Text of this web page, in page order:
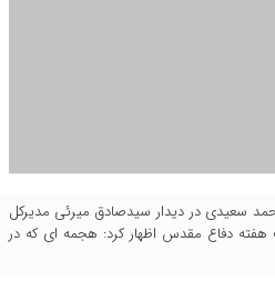
سعیدی در دیدار سیدصادق میرئی مدیرکل
دفاع مقدس اظهار کرد: هجمه ای که در